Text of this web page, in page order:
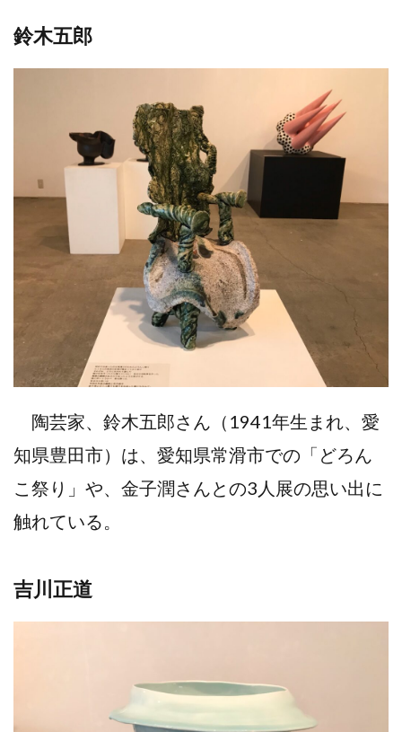
鈴木五郎
陶芸家、鈴木五郎さん（1941年生まれ、愛
知県豊田市）は、愛知県常滑市での「どろん
こ祭り」や、金子潤さんとの3人展の思い出に
触れている。
吉川正道